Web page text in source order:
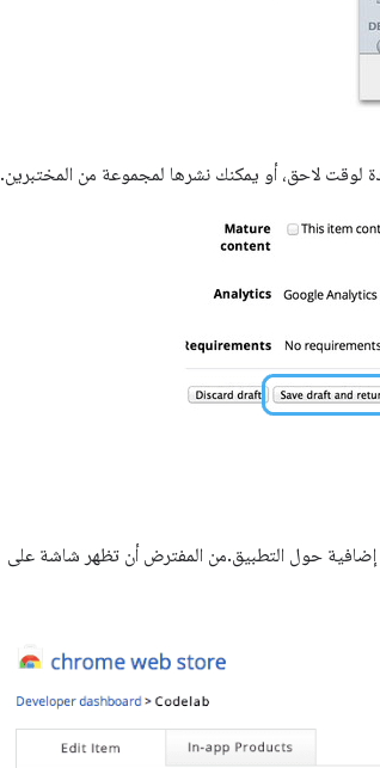
لوقت لاحق، أو يمكنك نشرها لمجموعة من المختبرين.
حول التطبيق.من المفترض أن تظهر شاشة على